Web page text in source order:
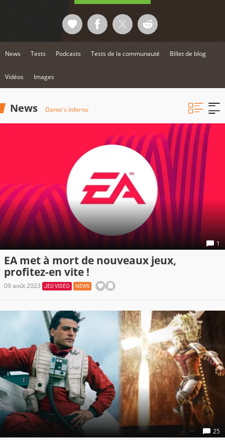
News Tests Podcasts Tests de la communauté Billet de blog
Vidéos Images
News Dante's Inferno
1
EA met à mort de nouveaux jeux,
profitez-en vite !
09 août 2023 JEU VIDÉO NEWS
25